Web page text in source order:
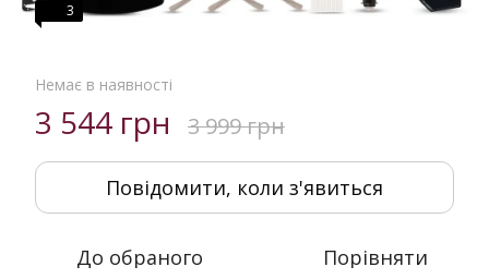
3
Немає в наявності
3 544 грн 3 999 грн
Повідомити, коли з'явиться
До обраного Порівняти